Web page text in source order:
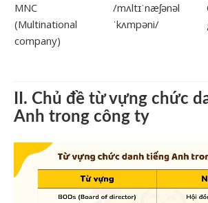
MNC
(Multinational
company)
/mʌltɪˈnæʃənəl
ˈkʌmpəni/
II. Chủ đề từ vựng chức
Anh trong công ty